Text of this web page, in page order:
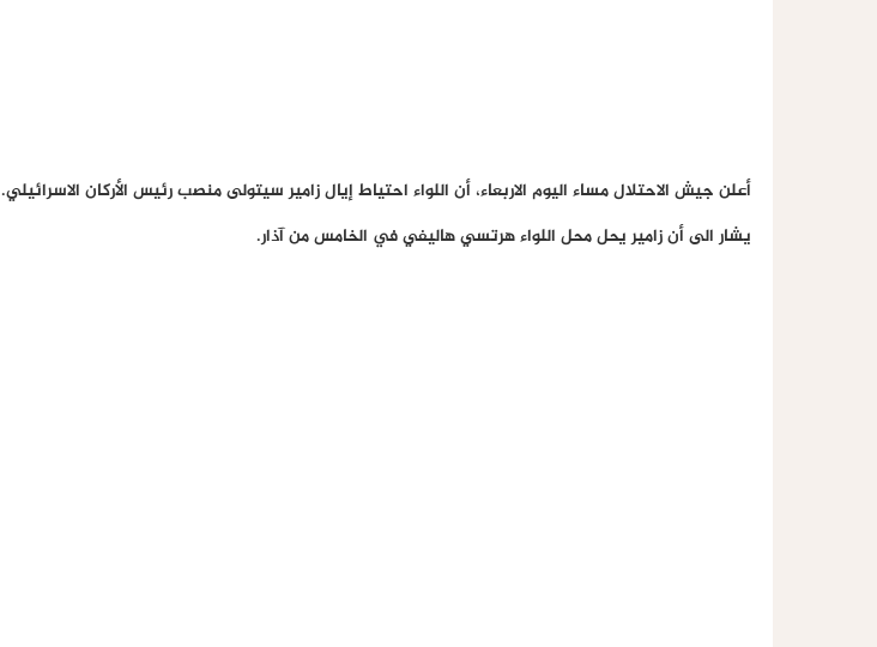
أعلن جيش الاحتلال مساء اليوم الاربعاء، أن اللواء احتياط إيال زامير سيتولى منصب رئيس الأركان الاسرائيلي.
يشار الى أن زامير يحل محل اللواء هرتسي هاليفي في الخامس من آذار.